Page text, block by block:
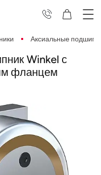
Аксиальные
Winkel с
фланцем